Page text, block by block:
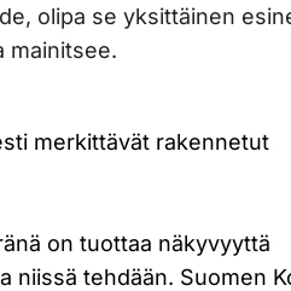
olipa se yksittäinen
mainitsee.
merkittävät rakennetut
on tuottaa näkyvyyttä
niissä tehdään. Suomen